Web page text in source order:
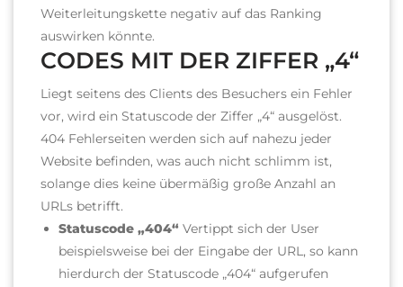
Weiterleitungskette negativ auf das Ranking
auswirken könnte.
CODES MIT DER ZIFFER „4“
Liegt seitens des Clients des Besuchers ein Fehler
vor, wird ein Statuscode der Ziffer „4“ ausgelöst.
404 Fehlerseiten werden sich auf nahezu jeder
Website befinden, was auch nicht schlimm ist,
solange dies keine übermäßig große Anzahl an
URLs betrifft.
Statuscode „404“ Vertippt sich der User
beispielsweise bei der Eingabe der URL, so kann
hierdurch der Statuscode „404“ aufgerufen